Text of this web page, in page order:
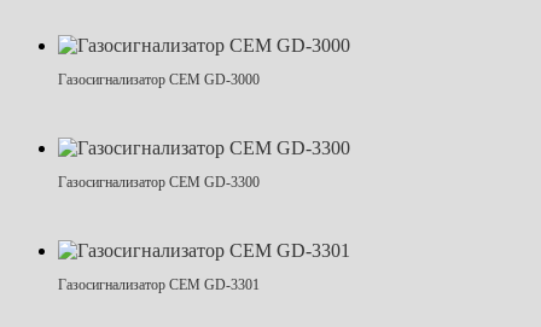
Газосигнализатор CEM GD-3000
Газосигнализатор CEM GD-3300
Газосигнализатор CEM GD-3301